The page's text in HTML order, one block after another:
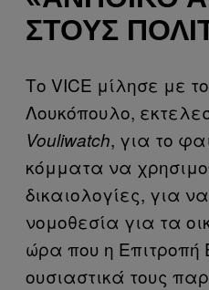
ΣΤΟΥΣ
Το VICE μίλησε με
Λουκόπουλο,
Vouliwatch, για το
κόμματα να
δικαιολογίες, για
νομοθεσία για τα
ώρα που η Επιτροπή
ουσιαστικά τους